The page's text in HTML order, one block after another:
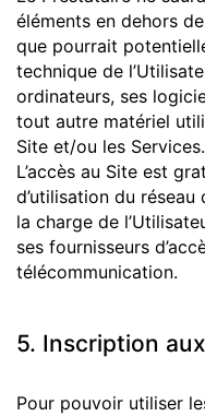
éléments en dehors
que pourrait
technique de
ordinateurs, ses
tout autre matériel
Site et/ou les Services.
L’accès au Site est
d’utilisation du
la charge de
ses fournisseurs
télécommunication.
5. Inscription
Pour pouvoir utiliser